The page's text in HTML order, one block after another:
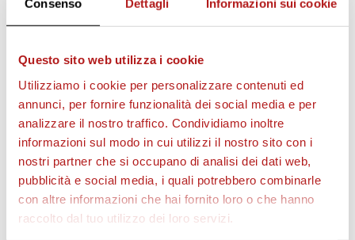
Consenso Dettagli Informazioni sui cookie
Questo sito web utilizza i cookie
Utilizziamo i cookie per personalizzare contenuti ed
annunci, per fornire funzionalità dei social media e per
analizzare il nostro traffico. Condividiamo inoltre
informazioni sul modo in cui utilizzi il nostro sito con i
nostri partner che si occupano di analisi dei dati web,
pubblicità e social media, i quali potrebbero combinarle
con altre informazioni che hai fornito loro o che hanno
raccolto dal tuo utilizzo dei loro servizi.
stampa, devono essere compilate su carta
della testata. Nel rispetto della normativa vigente,
in tali richieste vanno necessariamente indicati:
– Nome e cognome dell’ accreditando.
– Riferimenti relativi all’iscrizione all’Ordine dei
Giornalisti.
– N° del documento di riconoscimento.
– Data e luogo di nascita dell’ accreditando.